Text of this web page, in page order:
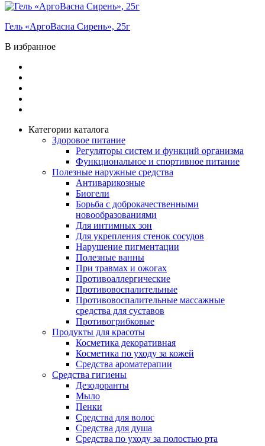
Гель «АргоВасна Сирень», 25г
В избранное
Категории каталога
Здоровое питание
Регуляторы систем и функций организма
Функциональное и спортивное питание
Полезные наружные средства
Антиварикозные
Биогели
Борьба с доброкачественными
новообразованиями
Для интимных зон
Для укрепления стенок сосудов
Нарушение пигментации
Полезные ванны
При травмах и ожогах
Противоаллергические
Противовоспалительные
Противовоспалительные массажные
средства для суставов
Противогрибковые
Продукты для красоты
Косметика декоративная
Косметика по уходу за кожей
Средства ароматерапии
Средства гигиены
Дезодоранты
Мыло
Пенки
Средства для волос
Средства для душа
Средства по уходу за полостью рта